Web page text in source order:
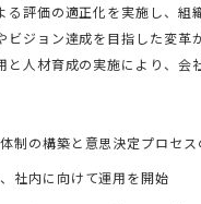
る評価の適正化を実施し、組
ビジョン達成を目指した変革
と人材育成の実施により、会
制の構築と意思決定プロセス
社内に向けて運用を開始